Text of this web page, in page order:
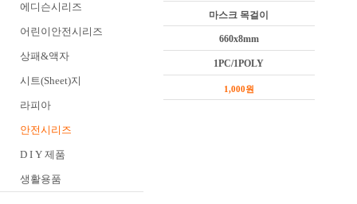
에디슨시리즈
어린이안전시리즈
상패&액자
시트(Sheet)지
라피아
안전시리즈
D I Y 제품
생활용품
마스크 목걸이
660x8mm
1PC/1POLY
1,000원